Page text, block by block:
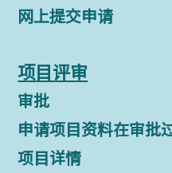
网上提交申请
项目评审
审批
申请项目资料在审批
项目详情